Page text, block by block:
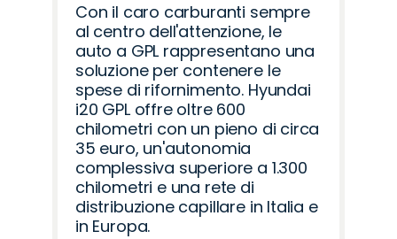
Con il caro carburanti sempre
al centro dell'attenzione, le
auto a GPL rappresentano una
soluzione per contenere le
spese di rifornimento. Hyundai
i20 GPL offre oltre 600
chilometri con un pieno di circa
35 euro, un'autonomia
complessiva superiore a 1.300
chilometri e una rete di
distribuzione capillare in Italia e
in Europa.